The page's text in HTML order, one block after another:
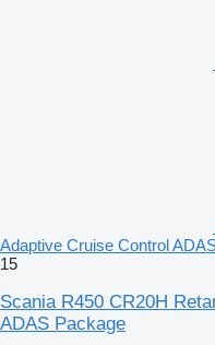
Adaptive Cruise Control
15
Scania R450 CR20H
ADAS Package